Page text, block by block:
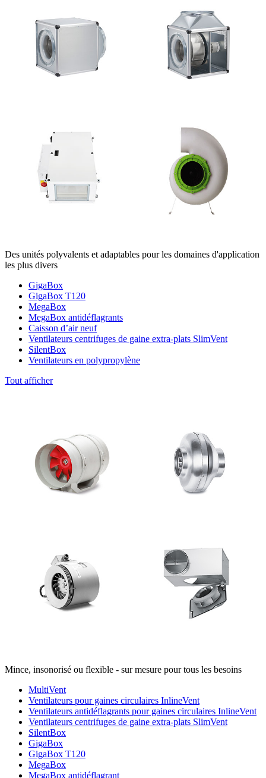
Des unités polyvalents et adaptables pour les domaines d'application
les plus divers
GigaBox
GigaBox T120
MegaBox
MegaBox antidéflagrants
Caisson d’air neuf
Ventilateurs centrifuges de gaine extra-plats SlimVent
SilentBox
Ventilateurs en polypropylène
Tout afficher
Mince, insonorisé ou flexible - sur mesure pour tous les besoins
MultiVent
Ventilateurs pour gaines circulaires InlineVent
Ventilateurs antidéflagrants pour gaines circulaires InlineVent
Ventilateurs centrifuges de gaine extra-plats SlimVent
SilentBox
GigaBox
GigaBox T120
MegaBox
MegaBox antidéflagrant